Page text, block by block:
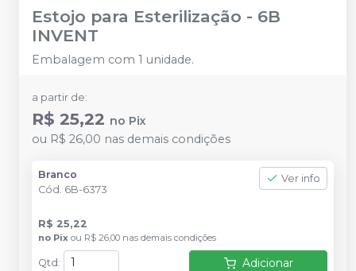
Estojo para Esterilização - 6B
INVENT
Embalagem com 1 unidade.
a partir de:
R$ 25,22 no Pix
ou R$ 26,00 nas demais condições
Branco
Cód. 6B-6373
Ver info
R$ 25,22
no Pix ou R$ 26,00 nas demais condições
Qtd : Adicionar